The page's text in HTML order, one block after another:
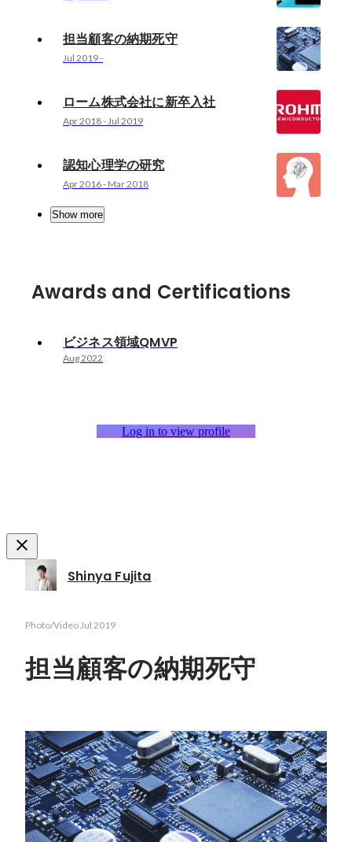
担当顧客の納期死守
Jul 2019-
ローム株式会社に新卒入社
Apr 2018-Jul 2019
認知心理学の研究
Apr 2016- Mar 2018
Show more
Awards and Certifications
ビジネス領域QMVP
Aug 2022
Log in to view profile
Shinya Fujita
Photo/VideoJul 2019
担当顧客の納期死守